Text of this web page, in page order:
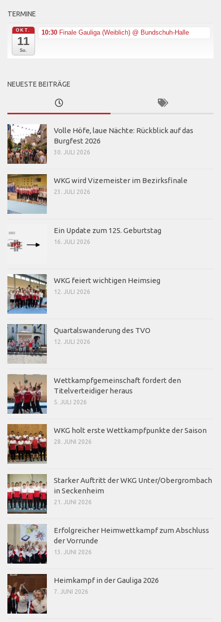
TERMINE
OKT.
11
So.
10:30 Finale Gauliga (Weiblich) @ Bundschuh-Halle
NEUESTE BEITRÄGE
Volle Höfe, laue Nächte: Rückblick auf das
Burgfest 2026
30. JULI 2026
WKG wird Vizemeister im Bezirksfinale
23. JULI 2026
Ein Update zum 125. Geburtstag
16. JULI 2026
WKG feiert wichtigen Heimsieg
12. JULI 2026
Quartalswanderung des TVO
12. JULI 2026
Wettkampfgemeinschaft fordert den
Titelverteidiger heraus
5. JULI 2026
WKG holt erste Wettkampfpunkte der Saison
28. JUNI 2026
Starker Auftritt der WKG Unter/Obergrombach
in Seckenheim
21. JUNI 2026
Erfolgreicher Heimwettkampf zum Abschluss
der Vorrunde
13. JUNI 2026
Heimkampf in der Gauliga 2026
7. JUNI 2026